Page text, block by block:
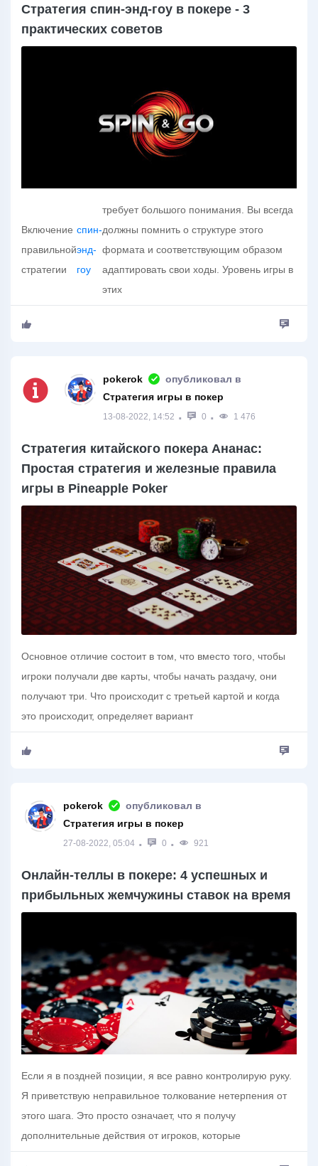
Стратегия спин-энд-гоу в покере - 3
практических советов
Включение
правильной
стратегии
спин-
энд-
гоу
требует большого понимания. Вы всегда
должны помнить о структуре этого
формата и соответствующим образом
адаптировать свои ходы. Уровень игры в
этих
pokerok
опубликовал в
Стратегия игры в покер
13-08-2022, 14:52 0 1 476
Стратегия китайского покера Ананас:
Простая стратегия и железные правила
игры в Pineapple Poker
Основное отличие состоит в том, что вместо того, чтобы
игроки получали две карты, чтобы начать раздачу, они
получают три. Что происходит с третьей картой и когда
это происходит, определяет вариант
pokerok
опубликовал в
Стратегия игры в покер
27-08-2022, 05:04 0 921
Онлайн-теллы в покере: 4 успешных и
прибыльных жемчужины ставок на время
Если я в поздней позиции, я все равно контролирую руку.
Я приветствую неправильное толкование нетерпения от
этого шага. Это просто означает, что я получу
дополнительные действия от игроков, которые